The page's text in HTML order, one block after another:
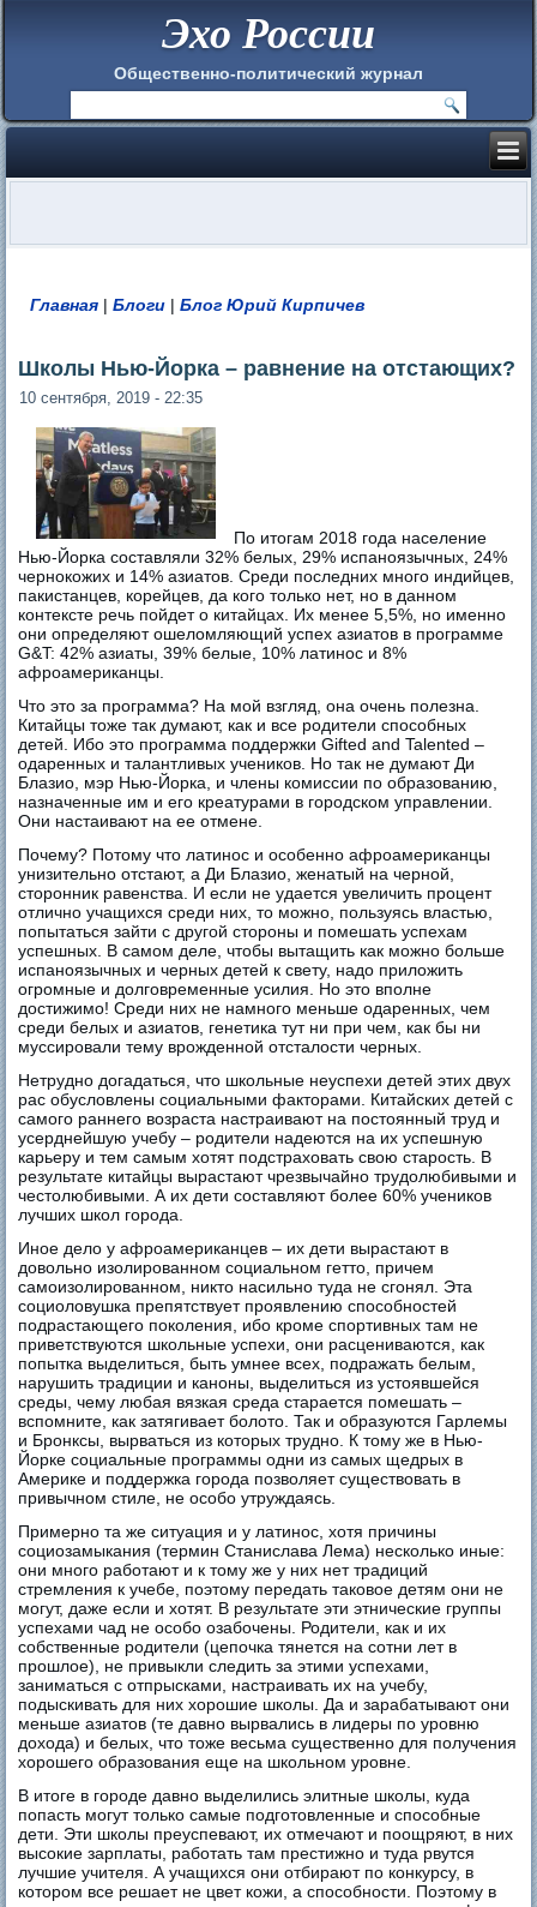
Эхо России
Общественно-политический журнал
Вы здесь
Главная |Блоги |Блог Юрий Кирпичев
Школы Нью-Йорка – равнение на отстающих?
10 сентября, 2019 - 22:35
По итогам 2018 года население
Нью-Йорка составляли 32% белых, 29% испаноязычных, 24%
чернокожих и 14% азиатов. Среди последних много индийцев,
пакистанцев, корейцев, да кого только нет, но в данном
контексте речь пойдет о китайцах. Их менее 5,5%, но именно
они определяют ошеломляющий успех азиатов в программе
G&T: 42% азиаты, 39% белые, 10% латинос и 8%
афроамериканцы.
Что это за программа? На мой взгляд, она очень полезна.
Китайцы тоже так думают, как и все родители способных
детей. Ибо это программа поддержки Gifted and Talented –
одаренных и талантливых учеников. Но так не думают Ди
Блазио, мэр Нью-Йорка, и члены комиссии по образованию,
назначенные им и его креатурами в городском управлении.
Они настаивают на ее отмене.
Почему? Потому что латинос и особенно афроамериканцы
унизительно отстают, а Ди Блазио, женатый на черной,
сторонник равенства. И если не удается увеличить процент
отлично учащихся среди них, то можно, пользуясь властью,
попытаться зайти с другой стороны и помешать успехам
успешных. В самом деле, чтобы вытащить как можно больше
испаноязычных и черных детей к свету, надо приложить
огромные и долговременные усилия. Но это вполне
достижимо! Среди них не намного меньше одаренных, чем
среди белых и азиатов, генетика тут ни при чем, как бы ни
муссировали тему врожденной отсталости черных.
Нетрудно догадаться, что школьные неуспехи детей этих двух
рас обусловлены социальными факторами. Китайских детей с
самого раннего возраста настраивают на постоянный труд и
усерднейшую учебу – родители надеются на их успешную
карьеру и тем самым хотят подстраховать свою старость. В
результате китайцы вырастают чрезвычайно трудолюбивыми и
честолюбивыми. А их дети составляют более 60% учеников
лучших школ города.
Иное дело у афроамериканцев – их дети вырастают в
довольно изолированном социальном гетто, причем
самоизолированном, никто насильно туда не сгонял. Эта
социоловушка препятствует проявлению способностей
подрастающего поколения, ибо кроме спортивных там не
приветствуются школьные успехи, они расцениваются, как
попытка выделиться, быть умнее всех, подражать белым,
нарушить традиции и каноны, выделиться из устоявшейся
среды, чему любая вязкая среда старается помешать –
вспомните, как затягивает болото. Так и образуются Гарлемы
и Бронксы, вырваться из которых трудно. К тому же в Нью-
Йорке социальные программы одни из самых щедрых в
Америке и поддержка города позволяет существовать в
привычном стиле, не особо утруждаясь.
Примерно та же ситуация и у латинос, хотя причины
социозамыкания (термин Станислава Лема) несколько иные:
они много работают и к тому же у них нет традиций
стремления к учебе, поэтому передать таковое детям они не
могут, даже если и хотят. В результате эти этнические группы
успехами чад не особо озабочены. Родители, как и их
собственные родители (цепочка тянется на сотни лет в
прошлое), не привыкли следить за этими успехами,
заниматься с отпрысками, настраивать их на учебу,
подыскивать для них хорошие школы. Да и зарабатывают они
меньше азиатов (те давно вырвались в лидеры по уровню
дохода) и белых, что тоже весьма существенно для получения
хорошего образования еще на школьном уровне.
В итоге в городе давно выделились элитные школы, куда
попасть могут только самые подготовленные и способные
дети. Эти школы преуспевают, их отмечают и поощряют, в них
высокие зарплаты, работать там престижно и туда рвутся
лучшие учителя. А учащихся они отбирают по конкурсу, в
котором все решает не цвет кожи, а способности. Поэтому в